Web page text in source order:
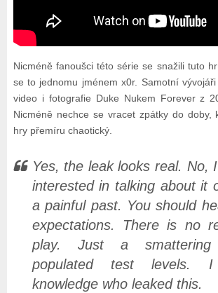
Nicméně fanoušci této série se snažili tuto
se to jednomu jménem x0r. Samotní
video i fotografie Duke Nukem Forever z
Nicméně nechce se vracet zpátky do doby,
hry přemíru chaotický.
Yes, the leak looks real. No,
interested in talking about it
a painful past. You should
expectations. There is no
play. Just a
populated test levels.
knowledge who leaked this.